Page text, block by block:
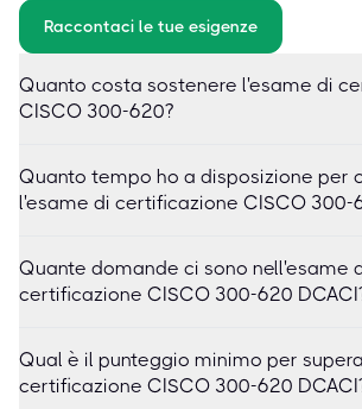
Raccontaci le tue esigenze
Quanto costa sostenere l'esame di
CISCO 300-620?
Quanto tempo ho a disposizione per
l'esame di certificazione CISCO 300-
Quante domande ci sono nell'esame
certificazione CISCO 300-620
Qual è il punteggio minimo per
certificazione CISCO 300-620